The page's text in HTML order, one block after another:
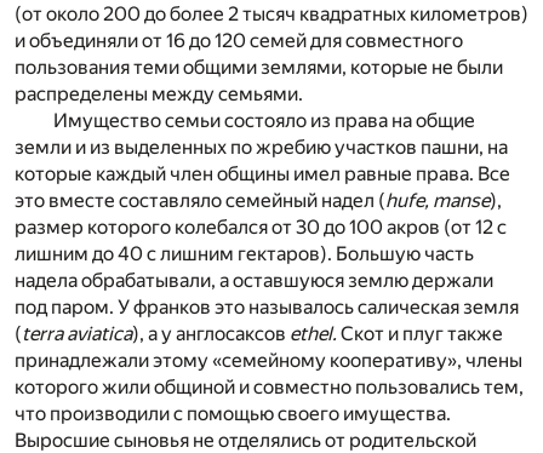
(от около 200 до более 2 тысяч квадратных километров)
и объединяли от 16 до 120 семей для совместного
пользования теми общими землями, которые не были
распределены между семьями.
Имущество семьи состояло из права на общие
земли и из выделенных по жребию участков пашни, на
которые каждый член общины имел равные права. Все
это вместе составляло семейный надел (hufe, manse),
размер которого колебался от 30 до 100 акров (от 12 с
лишним до 40 с лишним гектаров). Большую часть
надела обрабатывали, а оставшуюся землю держали
под паром. У франков это называлось салическая земля
(terra aviatica), а у англосаксов ethel. Скот и плуг также
принадлежали этому «семейному кооперативу», члены
которого жили общиной и совместно пользовались тем,
что производили с помощью своего имущества.
Выросшие сыновья не отделялись от родительской